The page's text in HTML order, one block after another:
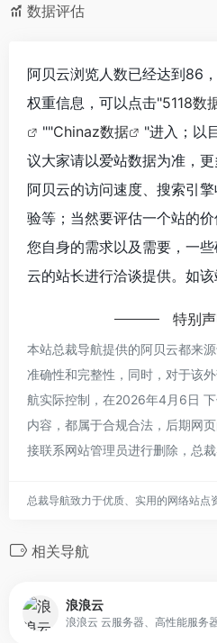
数据评估
阿贝云浏览人数已经达到86
权重信息，可以点击"5118数
""Chinaz数据
"进入；以
议大家请以爱站数据为准，
阿贝云的访问速度、搜索引
验等；当然要评估一个站的
您自身的需求以及需要，一
云的站长进行洽谈提供。如该
特别
本站总裁导航提供的阿贝云都来
准确性和完整性，同时，对于该
航实际控制，在2026年4月6日
内容，都属于合规合法，后期网
接联系网站管理员进行删除，总裁
总裁导航致力于优质、实用的网络站点
相关导航
浪浪云